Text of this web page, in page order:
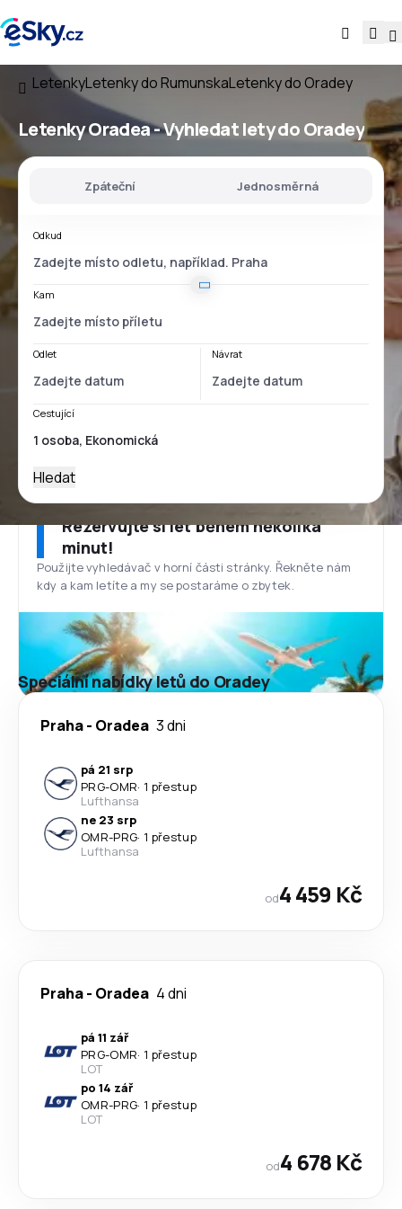
LetenkyLetenky do RumunskaLetenky do Oradey
Letenky Oradea - Vyhledat lety do Oradey
Zpáteční Jednosměrná
Odkud
Kam
Odlet Návrat
Cestující
Hledat
Rezervujte si let během několika
minut!
Použijte vyhledávač v horní části stránky. Řekněte nám
kdy a kam letíte a my se postaráme o zbytek.
Speciální nabídky letů do Oradey
Praha- Oradea 3 dni
pá 21 srp
PRG-OMR· 1 přestup
Lufthansa
ne 23 srp
OMR-PRG· 1 přestup
Lufthansa
od4 459 Kč
Praha- Oradea 4 dni
pá 11 zář
PRG-OMR· 1 přestup
LOT
po 14 zář
OMR-PRG· 1 přestup
LOT
od4 678 Kč